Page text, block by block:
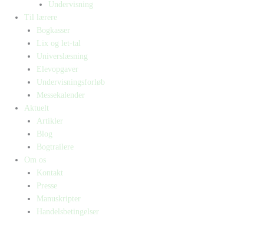
Undervisning
Til lærere
Bogkasser
Lix og let-tal
Universlæsning
Elevopgaver
Undervisningsforløb
Messekalender
Aktuelt
Artikler
Blog
Bogtrailere
Om os
Kontakt
Presse
Manuskripter
Handelsbetingelser